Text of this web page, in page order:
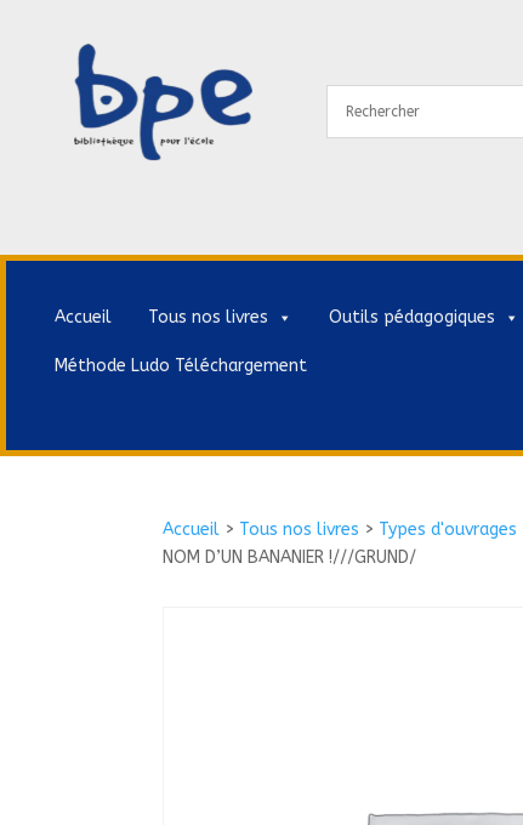
Accueil Tous nos livres Outils pédagogiques
Méthode Ludo Téléchargement
Accueil > Tous nos livres > Types d'ouvrages
NOM D’UN BANANIER !///GRUND/